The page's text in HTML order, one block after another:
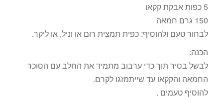
5 כפות אבקת קקאו
150 גרם חמאה
לבחור טעם ולהוסיף: כפית תמצית רום או וניל, או ליקר.
הכנה:
לבשל בסיר תוך כדי ערבוב מתמיד את החלב עם הסוכר
החמאה והקקאו עד שייתמזגו לקרם.
להוסיף טעמים .